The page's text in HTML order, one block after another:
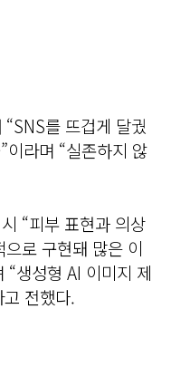
를 뜨겁게 달궜
이라며 “실존하지 않
“피부 표현과 의상
로 구현돼 많은 이
“생성형 AI 이미지 제
전했다.